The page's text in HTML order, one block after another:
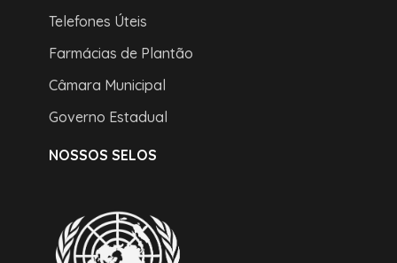
Telefones Úteis
Farmácias de Plantão
Câmara Municipal
Governo Estadual
NOSSOS SELOS